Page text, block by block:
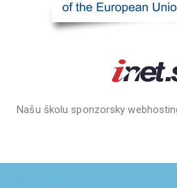
Našu školu sponzorsky